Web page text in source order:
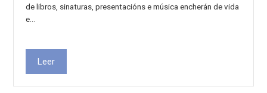
de libros, sinaturas, presentacións e música encherán de vida
e…
Leer